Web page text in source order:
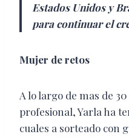
Estados Unidos y
para continuar el
Mujer de retos
A lo largo de mas de
profesional, Yarla ha
cuales a sorteado con